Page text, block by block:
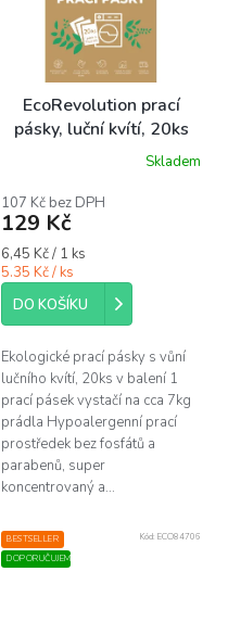
EcoRevolution prací
pásky, luční kvítí, 20ks
produktu
je
z
5
hvězdiček.
Skladem
107 Kč bez DPH
129 Kč
Měrná
cena:
6,45 Kč / 1 ks
5.35 Kč / ks
DO KOŠÍKU
Ekologické prací pásky s vůní
lučního kvítí, 20ks v balení 1
prací pásek vystačí na cca 7kg
prádla Hypoalergenní prací
prostředek bez fosfátů a
parabenů, super
koncentrovaný a...
BESTSELLER
DOPORUČUJEME
Kód: ECO84706